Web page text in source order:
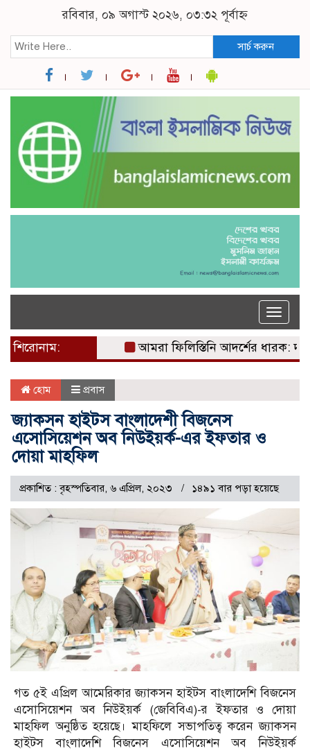
রবিবার, ০৯ অগাস্ট ২০২৬, ০৩:৩২ পূর্বাহ্ন
সার্চ করুন
Toggle
শিরোনাম: আমরা ফিলিস্তিনি আদর্শের ধারক: দখলদার
হোম প্রবাস
জ্যাকসন হাইটস বাংলাদেশী বিজনেস
এসোসিয়েশন অব নিউইয়র্ক-এর ইফতার ও
দোয়া মাহফিল
প্রকাশিত : বৃহস্পতিবার, ৬ এপ্রিল, ২০২৩ ১৪৯১ বার পড়া হয়েছে
গত ৫ই এপ্রিল আমেরিকার জ্যাকসন হাইটস বাংলাদেশি বিজনেস
এসোসিয়েশন অব নিউইয়র্ক (জেবিবিএ)-র ইফতার ও দোয়া
মাহফিল অনুষ্ঠিত হয়েছে। মাহফিলে সভাপতিত্ব করেন জ্যাকসন
হাইটস বাংলাদেশি বিজনেস এসোসিয়েশন অব নিউইয়র্ক